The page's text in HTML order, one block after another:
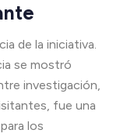
de la iniciativa.
se mostró
investigación,
fue una
los